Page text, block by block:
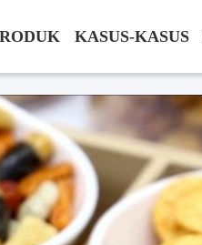
KASUS-KASUS